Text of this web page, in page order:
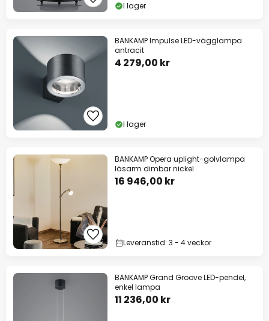
I lager
BANKAMP Impulse LED-vägglampa
antracit
4 279,00 kr
I lager
BANKAMP Opera uplight-golvlampa
läsarm dimbar nickel
16 946,00 kr
Leveranstid: 3 - 4 veckor
BANKAMP Grand Groove LED-pendel,
enkel lampa
11 236,00 kr